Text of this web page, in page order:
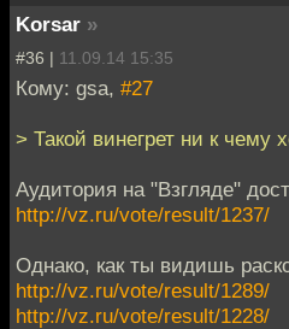
Korsar »
#36 | 11.09.14 15:35
Кому: gsa, #27
> Такой винегрет ни к чему
Аудитория на "Взгляде"
http://vz.ru/vote/result/1237/
Однако, как ты видишь
http://vz.ru/vote/result/1289/
http://vz.ru/vote/result/1228/